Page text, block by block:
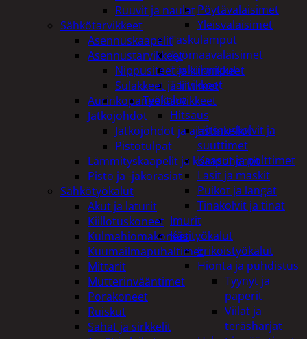
Pöytävalaisimet
Yleisvalaisimet
Taskulamput
Työmaavalaisimet
Taskulamput
Tarvikkeet
Työkalut
Hitsaus
Hitsauskolvit ja
suuttimet
Kaasut ja polttimet
Lasit ja maskit
Puikot ja langat
Tinakolvit ja tinat
Imurit
Käsityökalut
Erikoistyökalut
Hionta ja puhdistus
Tyynyt ja
paperit
Viilat ja
teräsharjat
Ruuvit ja naulat
Sähkötarvikkeet
Asennuskaapelit
Asennustarvikkeet
Nippusiteet ja kiinnikkeet
Sulakkeet ja liittimet
Aurinkopaneelitarvikkeet
Jatkojohdot
Jatkojohdot ja ajastinkellot
Pistotulpat
Lämmityskaapelit ja komponentit
Pisto ja -jakorasiat
Sähkötyökalut
Akut ja laturit
Kiillotuskoneet
Kulmahiomakoneet
Kuumailmapuhaltimet
Mittarit
Mutterinvääntimet
Porakoneet
Ruiskut
Sahat ja sirkkelit